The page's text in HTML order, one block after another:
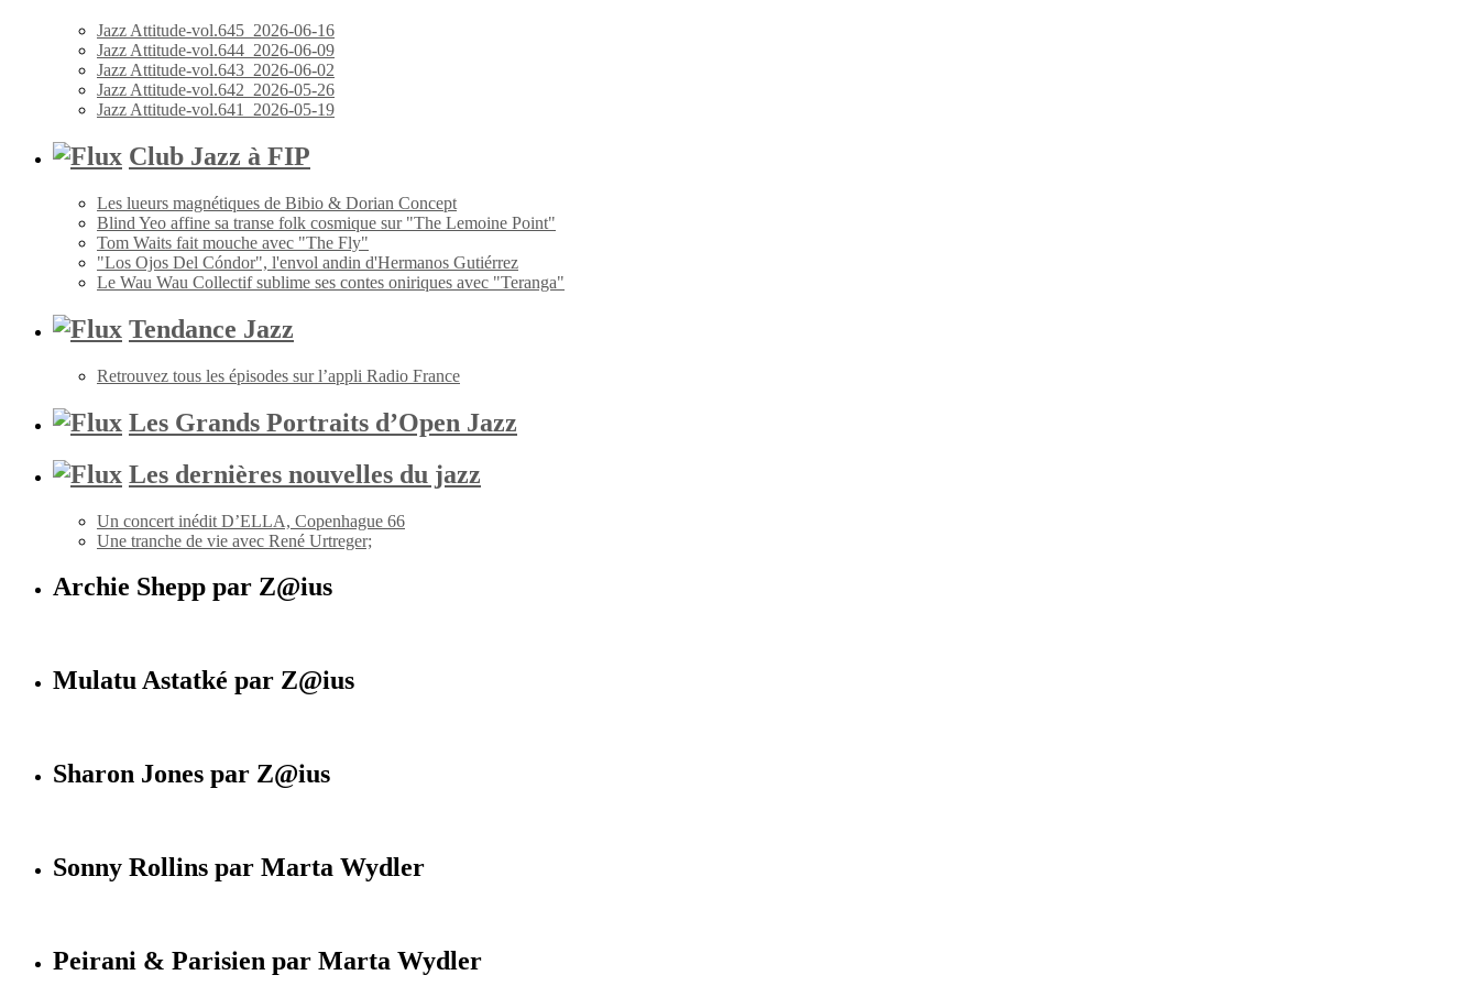
Jazz Attitude-vol.645_2026-06-16
Jazz Attitude-vol.644_2026-06-09
Jazz Attitude-vol.643_2026-06-02
Jazz Attitude-vol.642_2026-05-26
Jazz Attitude-vol.641_2026-05-19
Club Jazz à FIP
Les lueurs magnétiques de Bibio & Dorian Concept
Blind Yeo affine sa transe folk cosmique sur "The Lemoine Point"
Tom Waits fait mouche avec "The Fly"
"Los Ojos Del Cóndor", l'envol andin d'Hermanos Gutiérrez
Le Wau Wau Collectif sublime ses contes oniriques avec "Teranga"
Tendance Jazz
Retrouvez tous les épisodes sur l’appli Radio France
Les Grands Portraits d’Open Jazz
Les dernières nouvelles du jazz
Un concert inédit D’ELLA, Copenhague 66
Une tranche de vie avec René Urtreger;
Archie Shepp par Z@ius
Mulatu Astatké par Z@ius
Sharon Jones par Z@ius
Sonny Rollins par Marta Wydler
Peirani & Parisien par Marta Wydler